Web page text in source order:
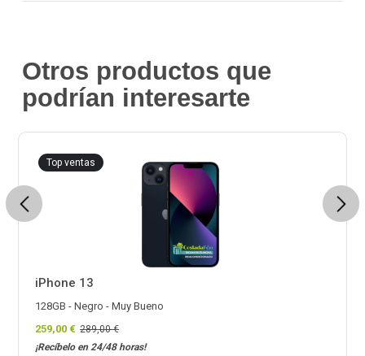
Otros productos que
podrían interesarte
Previous
Top ventas
iPhone 13
128GB - Negro - Muy Bueno
259,00 € 289,00 €
¡Recíbelo en 24/48 horas!
Next